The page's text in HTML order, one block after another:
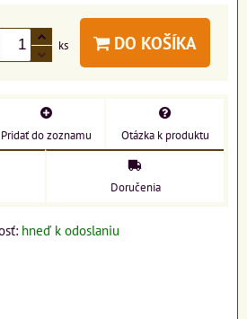
ks DO KOŠÍKA
Pridať do zoznamu Otázka k produktu
Doručenia
hneď k odoslaniu